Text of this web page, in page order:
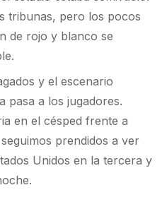
tribunas, pero los pocos
de rojo y blanco se
y el escenario
pasa a los jugadores.
en el césped frente a
prendidos a ver
Unidos en la tercera y